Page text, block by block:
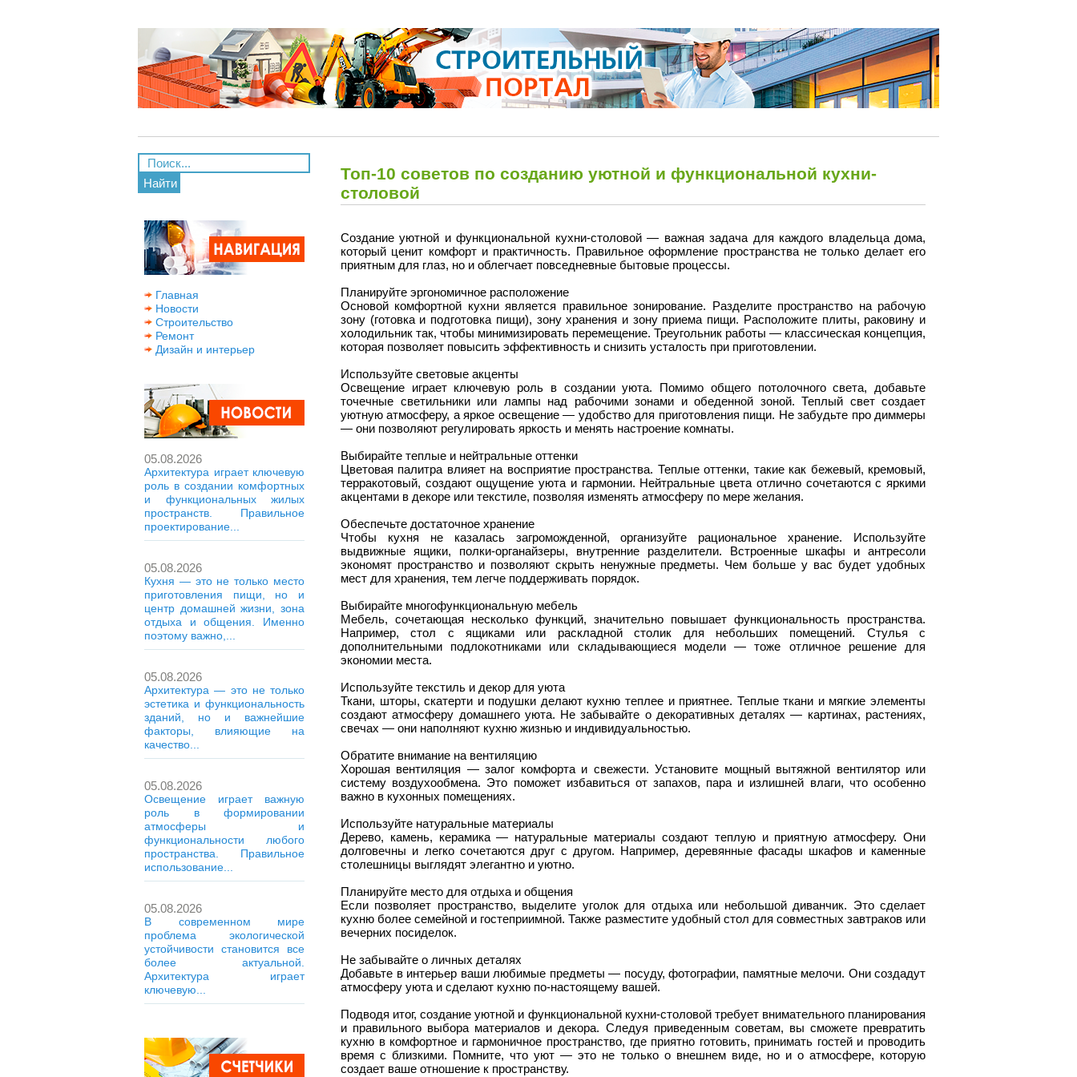
Найти
Главная
Новости
Строительство
Ремонт
Дизайн и интерьер
05.08.2026
Архитектура играет ключевую
роль в создании комфортных
и функциональных жилых
пространств. Правильное
проектирование...
05.08.2026
Кухня — это не только место
приготовления пищи, но и
центр домашней жизни, зона
отдыха и общения. Именно
поэтому важно,...
05.08.2026
Архитектура — это не только
эстетика и функциональность
зданий, но и важнейшие
факторы, влияющие на
качество...
05.08.2026
Освещение играет важную
роль в формировании
атмосферы и
функциональности любого
пространства. Правильное
использование...
05.08.2026
В современном мире
проблема экологической
устойчивости становится все
более актуальной.
Архитектура играет
ключевую...
Топ-10 советов по созданию уютной и функциональной кухни-
столовой
Создание уютной и функциональной кухни-столовой — важная задача для каждого владельца дома,
который ценит комфорт и практичность. Правильное оформление пространства не только делает его
приятным для глаз, но и облегчает повседневные бытовые процессы.
Планируйте эргономичное расположение
Основой комфортной кухни является правильное зонирование. Разделите пространство на рабочую
зону (готовка и подготовка пищи), зону хранения и зону приема пищи. Расположите плиты, раковину и
холодильник так, чтобы минимизировать перемещение. Треугольник работы — классическая концепция,
которая позволяет повысить эффективность и снизить усталость при приготовлении.
Используйте световые акценты
Освещение играет ключевую роль в создании уюта. Помимо общего потолочного света, добавьте
точечные светильники или лампы над рабочими зонами и обеденной зоной. Теплый свет создает
уютную атмосферу, а яркое освещение — удобство для приготовления пищи. Не забудьте про диммеры
— они позволяют регулировать яркость и менять настроение комнаты.
Выбирайте теплые и нейтральные оттенки
Цветовая палитра влияет на восприятие пространства. Теплые оттенки, такие как бежевый, кремовый,
терракотовый, создают ощущение уюта и гармонии. Нейтральные цвета отлично сочетаются с яркими
акцентами в декоре или текстиле, позволяя изменять атмосферу по мере желания.
Обеспечьте достаточное хранение
Чтобы кухня не казалась загроможденной, организуйте рациональное хранение. Используйте
выдвижные ящики, полки-органайзеры, внутренние разделители. Встроенные шкафы и антресоли
экономят пространство и позволяют скрыть ненужные предметы. Чем больше у вас будет удобных
мест для хранения, тем легче поддерживать порядок.
Выбирайте многофункциональную мебель
Мебель, сочетающая несколько функций, значительно повышает функциональность пространства.
Например, стол с ящиками или раскладной столик для небольших помещений. Стулья с
дополнительными подлокотниками или складывающиеся модели — тоже отличное решение для
экономии места.
Используйте текстиль и декор для уюта
Ткани, шторы, скатерти и подушки делают кухню теплее и приятнее. Теплые ткани и мягкие элементы
создают атмосферу домашнего уюта. Не забывайте о декоративных деталях — картинах, растениях,
свечах — они наполняют кухню жизнью и индивидуальностью.
Обратите внимание на вентиляцию
Хорошая вентиляция — залог комфорта и свежести. Установите мощный вытяжной вентилятор или
систему воздухообмена. Это поможет избавиться от запахов, пара и излишней влаги, что особенно
важно в кухонных помещениях.
Используйте натуральные материалы
Дерево, камень, керамика — натуральные материалы создают теплую и приятную атмосферу. Они
долговечны и легко сочетаются друг с другом. Например, деревянные фасады шкафов и каменные
столешницы выглядят элегантно и уютно.
Планируйте место для отдыха и общения
Если позволяет пространство, выделите уголок для отдыха или небольшой диванчик. Это сделает
кухню более семейной и гостеприимной. Также разместите удобный стол для совместных завтраков или
вечерних посиделок.
Не забывайте о личных деталях
Добавьте в интерьер ваши любимые предметы — посуду, фотографии, памятные мелочи. Они создадут
атмосферу уюта и сделают кухню по-настоящему вашей.
Подводя итог, создание уютной и функциональной кухни-столовой требует внимательного планирования
и правильного выбора материалов и декора. Следуя приведенным советам, вы сможете превратить
кухню в комфортное и гармоничное пространство, где приятно готовить, принимать гостей и проводить
время с близкими. Помните, что уют — это не только о внешнем виде, но и о атмосфере, которую
создает ваше отношение к пространству.